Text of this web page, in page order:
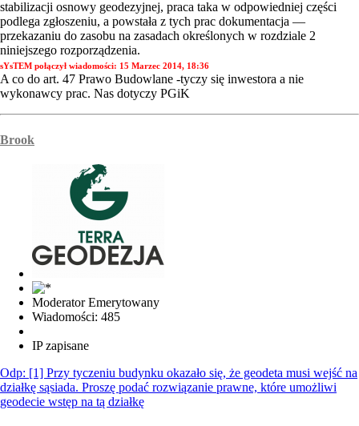
stabilizacji osnowy geodezyjnej, praca taka w odpowiedniej części
podlega zgłoszeniu, a powstała z tych prac dokumentacja —
przekazaniu do zasobu na zasadach określonych w rozdziale 2
niniejszego rozporządzenia.
sYsTEM połączył wiadomości: 15 Marzec 2014, 18:36
A co do art. 47 Prawo Budowlane -tyczy się inwestora a nie
wykonawcy prac. Nas dotyczy PGiK
Brook
Moderator Emerytowany
Wiadomości: 485
IP zapisane
Odp: [1] Przy tyczeniu budynku okazało się, że geodeta musi wejść na
działkę sąsiada. Proszę podać rozwiązanie prawne, które umożliwi
geodecie wstęp na tą działkę